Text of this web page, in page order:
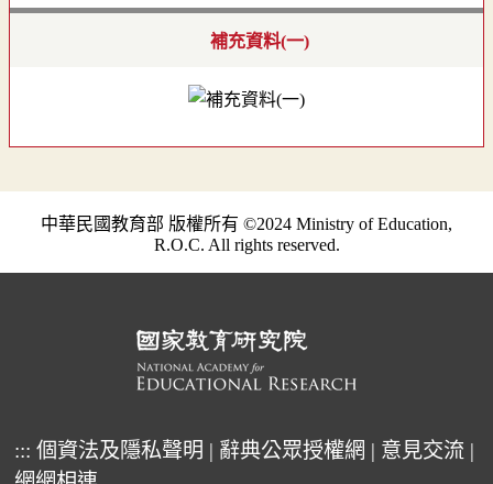
補充資料(一)
中華民國教育部 版權所有 ©2024 Ministry of Education,
R.O.C. All rights reserved.
::: 個資法及隱私聲明 | 辭典公眾授權網 | 意見交流 |